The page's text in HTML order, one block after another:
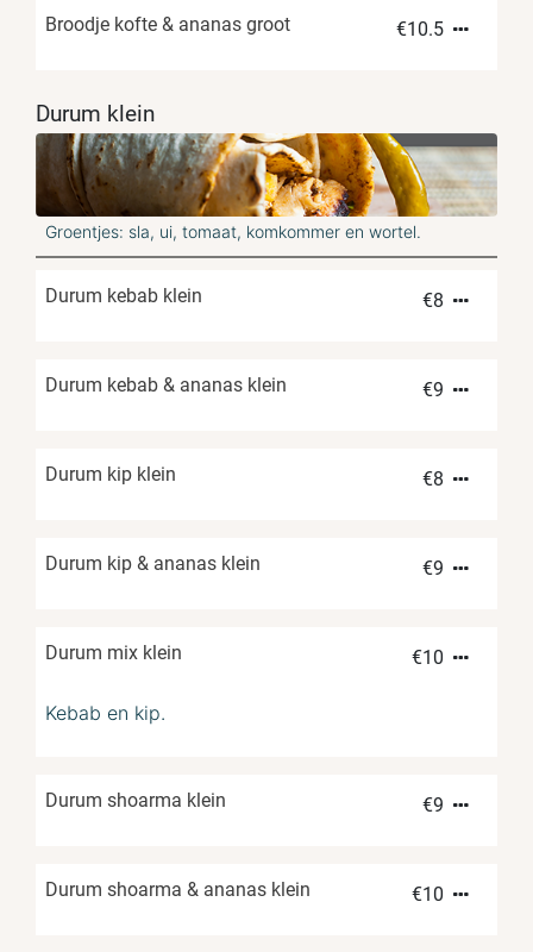
Broodje kofte & ananas groot €10.5
Durum klein
Groentjes: sla, ui, tomaat, komkommer en wortel.
Durum kebab klein €8
Durum kebab & ananas klein €9
Durum kip klein €8
Durum kip & ananas klein €9
Durum mix klein €10
Kebab en kip.
Durum shoarma klein €9
Durum shoarma & ananas klein €10